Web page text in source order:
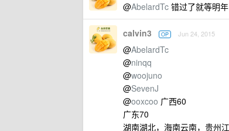
@AbelardTc 错过了就等明
calvin3 OP Jun 24, 2015
@AbelardTc
@ninqq
@woojuno
@SevenJ
@ooxcoo 广西60
广东70
湖南湖北，海南云南，贵州